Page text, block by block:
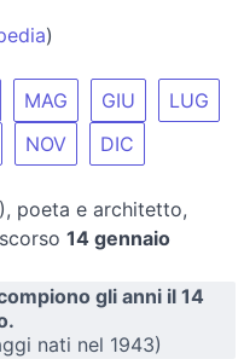
)
MAG GIU
LUG
NOV DIC
poeta e architetto,
14 gennaio
gli anni il 14
nati nel 1943)